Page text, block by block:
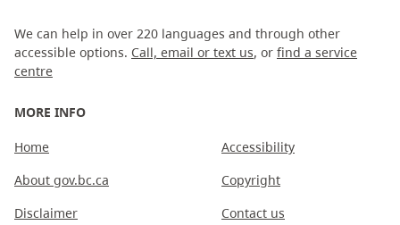
We can help in over 220 languages and through other
accessible options. Call, email or text us, or find a service
centre
MORE INFO
Home
About gov.bc.ca
Disclaimer
Accessibility
Copyright
Contact us